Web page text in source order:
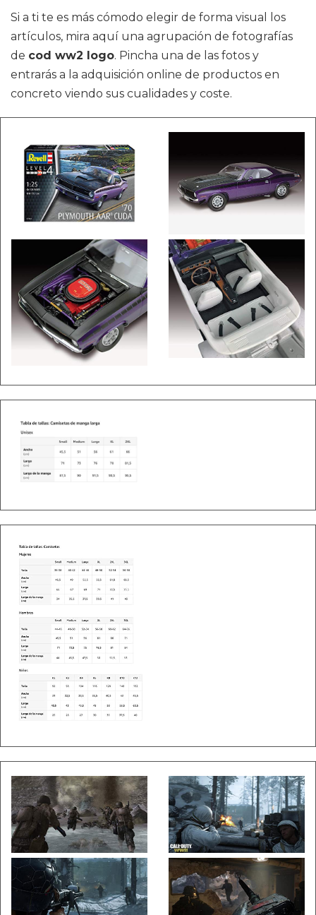
Si a ti te es más cómodo elegir de forma visual los
artículos, mira aquí una agrupación de fotografías
de cod ww2 logo. Pincha una de las fotos y
entrarás a la adquisición online de productos en
concreto viendo sus cualidades y coste.